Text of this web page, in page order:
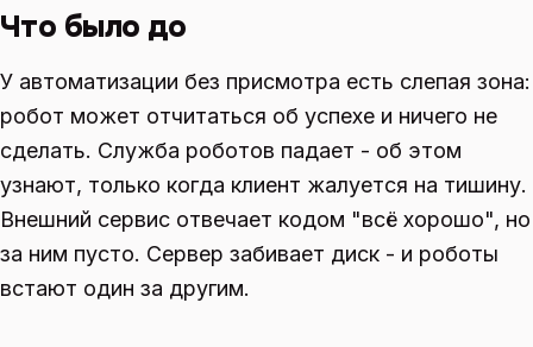
Что было до
У автоматизации без присмотра есть слепая зона:
робот может отчитаться об успехе и ничего не
сделать. Служба роботов падает - об этом
узнают, только когда клиент жалуется на тишину.
Внешний сервис отвечает кодом "всё хорошо", но
за ним пусто. Сервер забивает диск - и роботы
встают один за другим.